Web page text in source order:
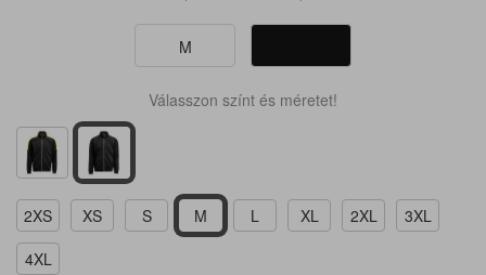
M
Válasszon színt és méretet!
2XS XS S M L XL 2XL
3XL
4XL